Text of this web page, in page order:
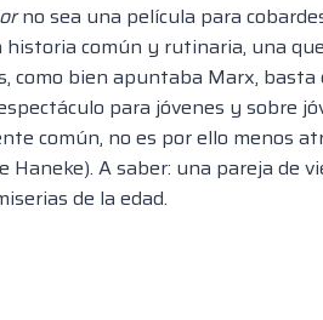
no sea una película para
común y rutinaria, una
como bien apuntaba Marx,
para jóvenes y sobre
común, no es por ello menos
Haneke). A saber: una pareja de
de la edad.